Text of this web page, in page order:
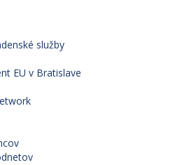
služby
EU v Bratislave